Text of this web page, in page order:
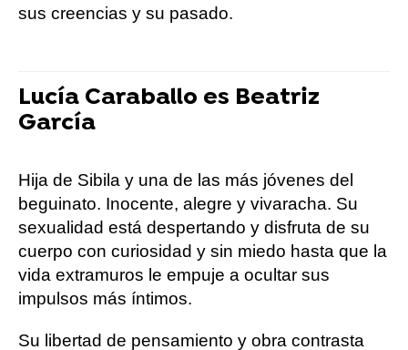
sus creencias y su pasado.
Lucía Caraballo es Beatriz
García
Hija de Sibila y una de las más jóvenes del
beguinato. Inocente, alegre y vivaracha. Su
sexualidad está despertando y disfruta de su
cuerpo con curiosidad y sin miedo hasta que la
vida extramuros le empuje a ocultar sus
impulsos más íntimos.
Su libertad de pensamiento y obra contrasta